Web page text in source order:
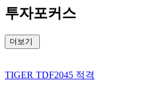
투자포커스
더보기
TIGER TDF2045 적격